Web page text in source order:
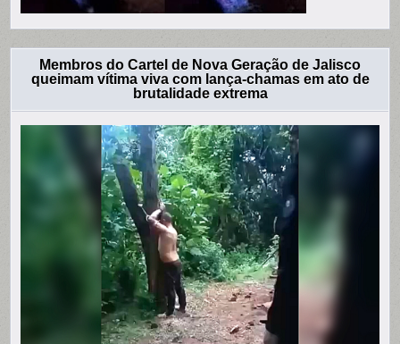
Membros do Cartel de Nova Geração de Jalisco
queimam vítima viva com lança-chamas em ato de
brutalidade extrema